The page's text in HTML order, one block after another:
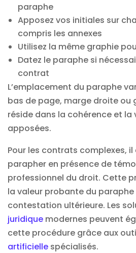
paraphe
Apposez vos initiales sur
compris les annexes
Utilisez la même graphie
Datez le paraphe si
contrat
L’emplacement du paraphe
bas de page, marge droite ou
réside dans la cohérence et
apposées.
Pour les contrats complexes,
parapher en présence de
professionnel du droit. Cette
la valeur probante du paraphe
contestation ultérieure. Les
juridique modernes peuvent
cette procédure grâce aux
artificielle spécialisés.